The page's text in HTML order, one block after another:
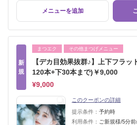
メニューを追加
新
規
まつエク その他まつげメニュー
【デカ目効果抜群♪】上下フラッ
120本+下30本まで)￥9,000
¥9,000
このクーポンの詳細
提示条件： 予約時
利用条件： ご新規様/5分